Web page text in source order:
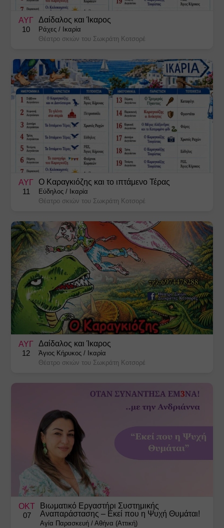
Χριστουγεννιάτικες Εκδηλώσεις
ΑΥΓ
10
Δαίδαλος και Ίκαρος
Ράχες / Ικαρία
Θέατρο σκιών του Σωκράτη Κοτσορέ
ΑΥΓ
11
Ο Καραγκιόζης και το ιπτάμενο Τέρας
Εύδηλος / Ικαρία
Θέατρο σκιών του Σωκράτη Κοτσορέ
ΑΥΓ
12
Δαίδαλος και Ίκαρος
Άγιος Κήρυκος / Ικαρία
Θέατρο σκιών του Σωκράτη Κοτσορέ
ΟΚΤ
07
Βιωματικό Εργαστήρι Συστημικής
Αναπαράστασης – Εκεί που η Ψυχή Θυμάται!
Αγία Παρασκευή /Αθήνα (Αττική)